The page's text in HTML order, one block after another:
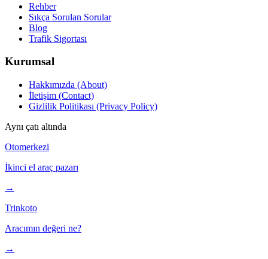
Rehber
Sıkça Sorulan Sorular
Blog
Trafik Sigortası
Kurumsal
Hakkımızda (About)
İletişim (Contact)
Gizlilik Politikası (Privacy Policy)
Aynı çatı altında
Otomerkezi
İkinci el araç pazarı
→
Trinkoto
Aracımın değeri ne?
→